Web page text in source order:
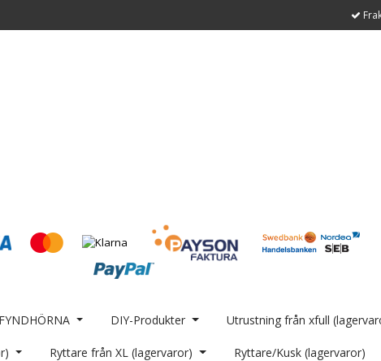
FYNDHÖRNA DIY-Produkter Utrustning från xfull
Ryttare från XL (lagervaror) Ryttare/Kusk (lagervaror)